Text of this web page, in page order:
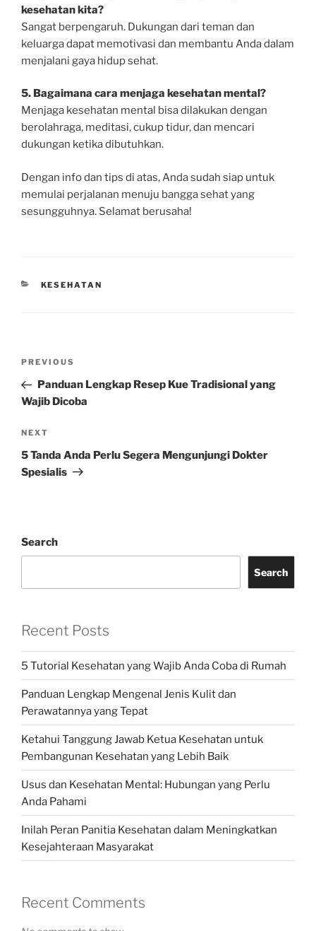
kesehatan kita?
Sangat berpengaruh. Dukungan dari teman dan
keluarga dapat memotivasi dan membantu Anda dalam
menjalani gaya hidup sehat.
5. Bagaimana cara menjaga kesehatan mental?
Menjaga kesehatan mental bisa dilakukan dengan
berolahraga, meditasi, cukup tidur, dan mencari
dukungan ketika dibutuhkan.
Dengan info dan tips di atas, Anda sudah siap untuk
memulai perjalanan menuju bangga sehat yang
sesungguhnya. Selamat berusaha!
CATEGORIES
KESEHATAN
Previous
Post
PREVIOUS
Panduan Lengkap Resep Kue Tradisional yang
Wajib Dicoba
Next
Post
NEXT
5 Tanda Anda Perlu Segera Mengunjungi Dokter
Spesialis
Search
Search
Recent Posts
5 Tutorial Kesehatan yang Wajib Anda Coba di Rumah
Panduan Lengkap Mengenal Jenis Kulit dan
Perawatannya yang Tepat
Ketahui Tanggung Jawab Ketua Kesehatan untuk
Pembangunan Kesehatan yang Lebih Baik
Usus dan Kesehatan Mental: Hubungan yang Perlu
Anda Pahami
Inilah Peran Panitia Kesehatan dalam Meningkatkan
Kesejahteraan Masyarakat
Recent Comments